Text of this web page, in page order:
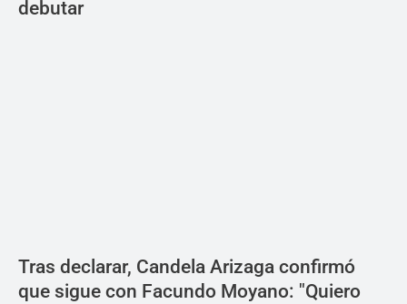
debutar
Tras declarar, Candela Arizaga confirmó
que sigue con Facundo Moyano: "Quiero